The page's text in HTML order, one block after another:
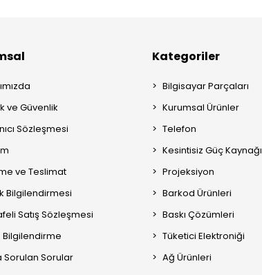
ve Güvenlik
Sözleşmesi
ve Teslimat
Bilgilendirmesi
Satış Sözleşmesi
Bilgilendirme
Sorulan Sorular
Kategoriler
Bilgisayar Parçaları
Kurumsal Ürünler
Telefon
Kesintisiz Güç Kaynağı
Projeksiyon
Barkod Ürünleri
Baskı Çözümleri
Tüketici Elektroniği
Ağ Ürünleri